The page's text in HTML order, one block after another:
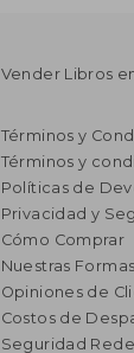
Vender Libros
Términos y
Términos y
Políticas de
Privacidad y
Cómo Comprar
Nuestras
Opiniones de
Costos de
Seguridad